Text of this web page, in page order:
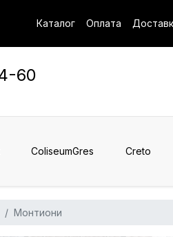
Каталог Оплата
60
ColiseumGres Creto
Монтиони